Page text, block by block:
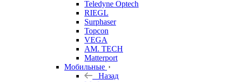
Teledyne Optech
RIEGL
Surphaser
Topcon
VEGA
AM. TECH
Matterport
Мобильные
Назад